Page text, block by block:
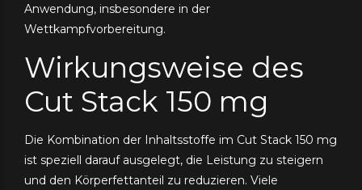
Anwendung, insbesondere in der
Wettkampfvorbereitung.
Wirkungsweise des
Cut Stack 150 mg
Die Kombination der Inhaltsstoffe im Cut Stack 150 mg
ist speziell darauf ausgelegt, die Leistung zu steigern
und den Körperfettanteil zu reduzieren. Viele